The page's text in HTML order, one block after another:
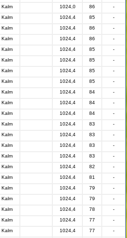
Kalm 1024,0 86
-
Kalm 1024,4 85
-
Kalm 1024,4 86
-
Kalm 1024,4 86
-
Kalm 1024,4 85
-
Kalm 1024,4 85
-
Kalm 1024,4 85
-
Kalm 1024,4 85
-
Kalm 1024,4 84
-
Kalm 1024,4 84
-
Kalm 1024,4 84
-
Kalm 1024,4 83
-
Kalm 1024,4 83
-
Kalm 1024,4 83
-
Kalm 1024,4 83
-
Kalm 1024,4 82
-
Kalm 1024,4 81
-
Kalm 1024,4 79
-
Kalm 1024,4 79
-
Kalm 1024,4 78
-
Kalm 1024,4 77
-
Kalm 1024,4 77
-